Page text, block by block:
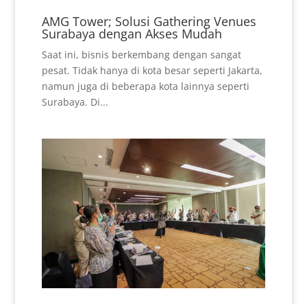
AMG Tower; Solusi Gathering Venues
Surabaya dengan Akses Mudah
Saat ini, bisnis berkembang dengan sangat
pesat. Tidak hanya di kota besar seperti Jakarta,
namun juga di beberapa kota lainnya seperti
Surabaya. Di...